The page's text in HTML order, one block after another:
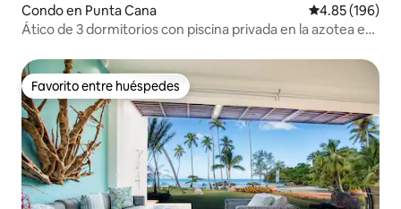
Condo en Punta Cana Calificación
4.85 (196)
Ático de 3 dormitorios con piscina privada en la azotea en
Favorito entre huéspedes
Favorito entre huéspedes